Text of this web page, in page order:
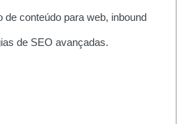
de conteúdo para web, inbound
de SEO avançadas.